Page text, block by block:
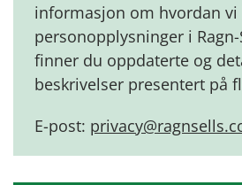
informasjon om hvordan
personopplysninger i
finner du oppdaterte og
beskrivelser presentert på
E-post: